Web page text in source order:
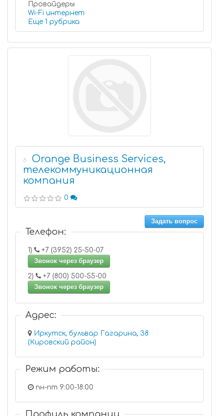
Провайдеры
Wi-Fi интернет
Еще 1 рубрика
6
Orange Business Services,
телекоммуникационная
компания
0
Задать вопрос
Телефон:
1)
+7 (3952) 25-50-07
Звонок через браузер
2)
+7 (800) 500-55-00
Звонок через браузер
Адрес:
Иркутск, бульвар Гагарина, 38
(Кировский район)
Режим работы:
пн-пт 9:00-18:00
Профиль компании